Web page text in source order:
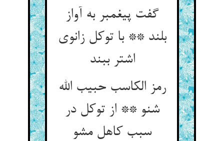
گفت پیغمبر به آواز
بلند ** با توکل زانوی
اشتر ببند
رمز الکاسب حبیب الله
شنو ** از توکل در
سبب کاهل مشو